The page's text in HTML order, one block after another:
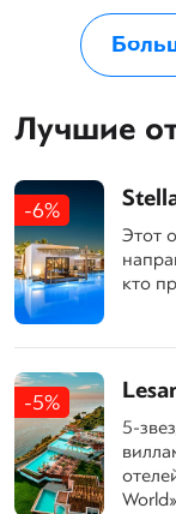
Лучшие
-6%
Этот
кто
-5%
5-